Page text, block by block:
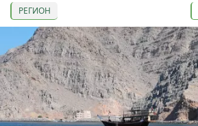
РЕГИОН